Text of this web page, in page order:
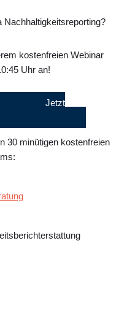
Nachhaltigkeitsreporting?
kostenfreien Webinar
Uhr an!
Jetzt
30 minütigen kostenfreien